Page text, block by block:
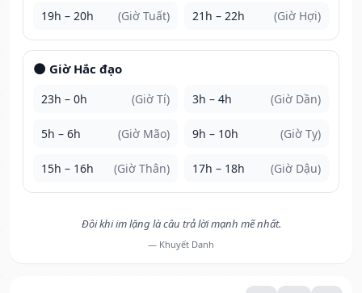
19h – 20h (Giờ Tuất) 21h – 22h (Giờ Hợi)
🌑 Giờ Hắc đạo
23h – 0h (Giờ Tí) 3h – 4h (Giờ Dần)
5h – 6h (Giờ Mão) 9h – 10h (Giờ Tỵ)
15h – 16h (Giờ Thân) 17h – 18h (Giờ Dậu)
Đôi khi im lặng là câu trả lời mạnh mẽ nhất.
— Khuyết Danh